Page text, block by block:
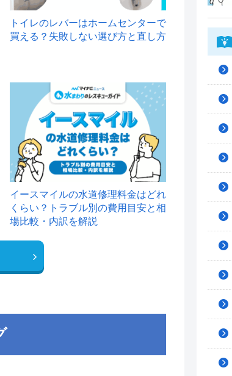
トイレのレバーはホームセンターで
買える？失敗しない選び方と直し方
イースマイルの水道修理料金はどれ
くらい？トラブル別の費用目安と相
場比較・内訳を解説